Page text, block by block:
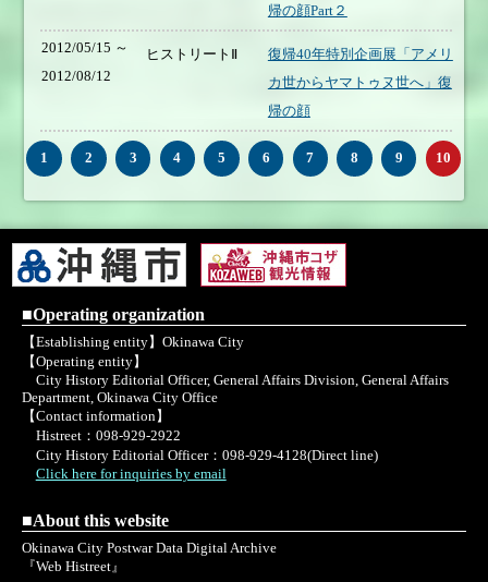
帰の顔Part２
2012/05/15 ～
2012/08/12
ヒストリートⅡ
復帰40年特別企画展「アメリ
カ世からヤマトゥヌ世へ」復
帰の顔
1 2 3 4 5 6 7 8 9 10
■Operating organization
【Establishing entity】Okinawa City
【Operating entity】
City History Editorial Officer, General Affairs Division, General Affairs
Department, Okinawa City Office
【Contact information】
Histreet：098-929-2922
City History Editorial Officer：098-929-4128(Direct line)
Click here for inquiries by email
■About this website
Okinawa City Postwar Data Digital Archive
『Web Histreet』